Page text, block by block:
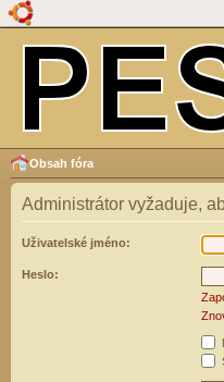
Obsah fóra
Administrátor vyžaduje,
Uživatelské jméno:
Heslo: